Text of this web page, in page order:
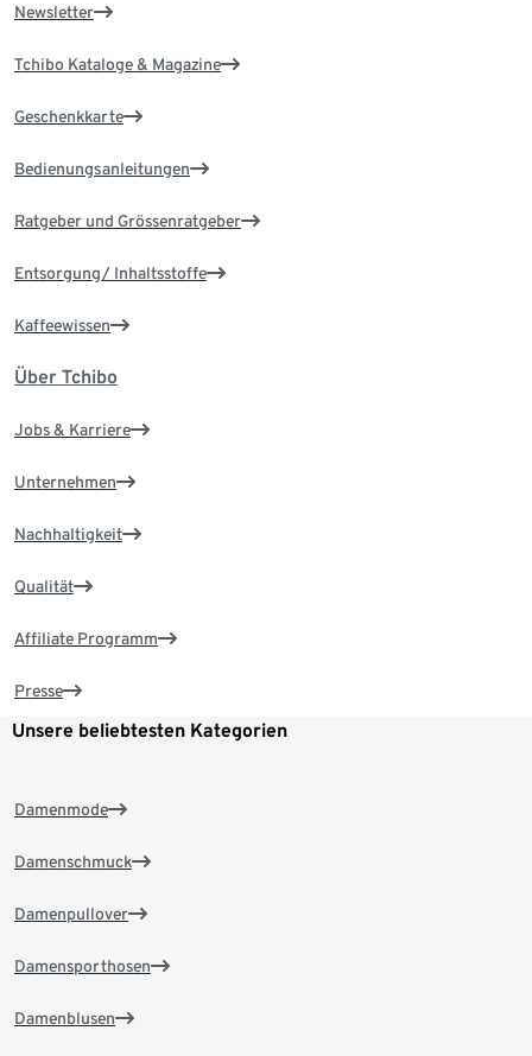
Newsletter
Tchibo Kataloge & Magazine
Geschenkkarte
Bedienungsanleitungen
Ratgeber und Grössenratgeber
Entsorgung/ Inhaltsstoffe
Kaffeewissen
Über Tchibo
Jobs & Karriere
Unternehmen
Nachhaltigkeit
Qualität
Affiliate Programm
Presse
Unsere beliebtesten Kategorien
Damenmode
Damenschmuck
Damenpullover
Damensporthosen
Damenblusen